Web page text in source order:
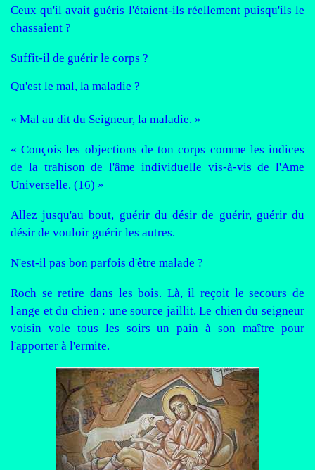
Ceux qu'il avait guéris l'étaient-ils réellement puisqu'ils le
chassaient ?
Suffit-il de guérir le corps ?
Qu'est le mal, la maladie ?
« Mal au dit du Seigneur, la maladie. »
« Conçois les objections de ton corps comme les indices
de la trahison de l'âme individuelle vis-à-vis de l'Ame
Universelle. (16) »
Allez jusqu'au bout, guérir du désir de guérir, guérir du
désir de vouloir guérir les autres.
N'est-il pas bon parfois d'être malade ?
Roch se retire dans les bois. Là, il reçoit le secours de
l'ange et du chien : une source jaillit. Le chien du seigneur
voisin vole tous les soirs un pain à son maître pour
l'apporter à l'ermite.